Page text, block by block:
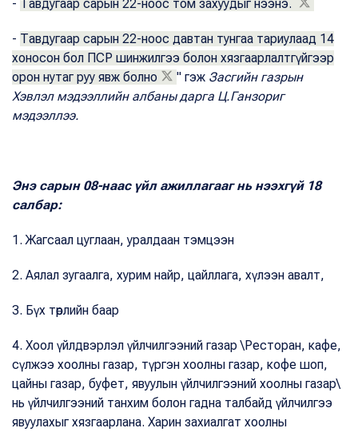
- Тавдугаар сарын 22-ноос том захуудыг нээнэ.
- Тавдугаар сарын 22-ноос давтан тунгаа тариулаад 14
хоносон бол ПСР шинжилгээ болон хязгаарлалтгүйгээр
орон нутаг руу явж болно
" гэж Засгийн газрын
Хэвлэл мэдээллийн албаны дарга Ц.Ганзориг
мэдээллээ.
Энэ сарын 08-наас үйл ажиллагааг нь нээхгүй 18
салбар:
1. Жагсаал цуглаан, уралдаан тэмцээн
2. Аялал зугаалга, хурим найр, цайллага, хүлээн авалт,
3. Бүх төрлийн баар
4. Хоол үйлдвэрлэл үйлчилгээний газар \Ресторан, кафе,
сүлжээ хоолны газар, түргэн хоолны газар, кофе шоп,
цайны газар, буфет, явуулын үйлчилгээний хоолны газар\
нь үйлчилгээний танхим болон гадна талбайд үйлчилгээ
явуулахыг хязгаарлана. Харин захиалгат хоолны